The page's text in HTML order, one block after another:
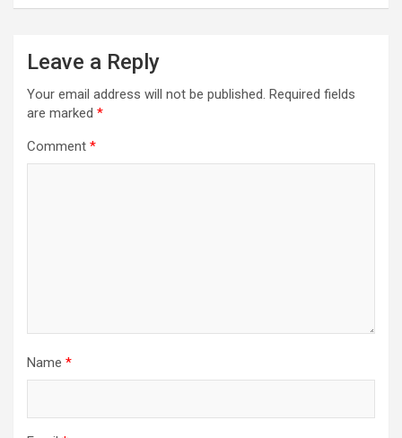
Leave a Reply
Your email address will not be published. Required fields
are marked *
Comment *
Name *